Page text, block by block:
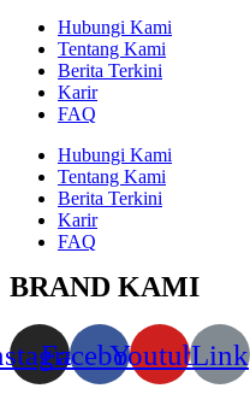
Hubungi Kami
Tentang Kami
Berita Terkini
Karir
FAQ
Hubungi Kami
Tentang Kami
Berita Terkini
Karir
FAQ
BRAND KAMI
FacebookYoutubeLink